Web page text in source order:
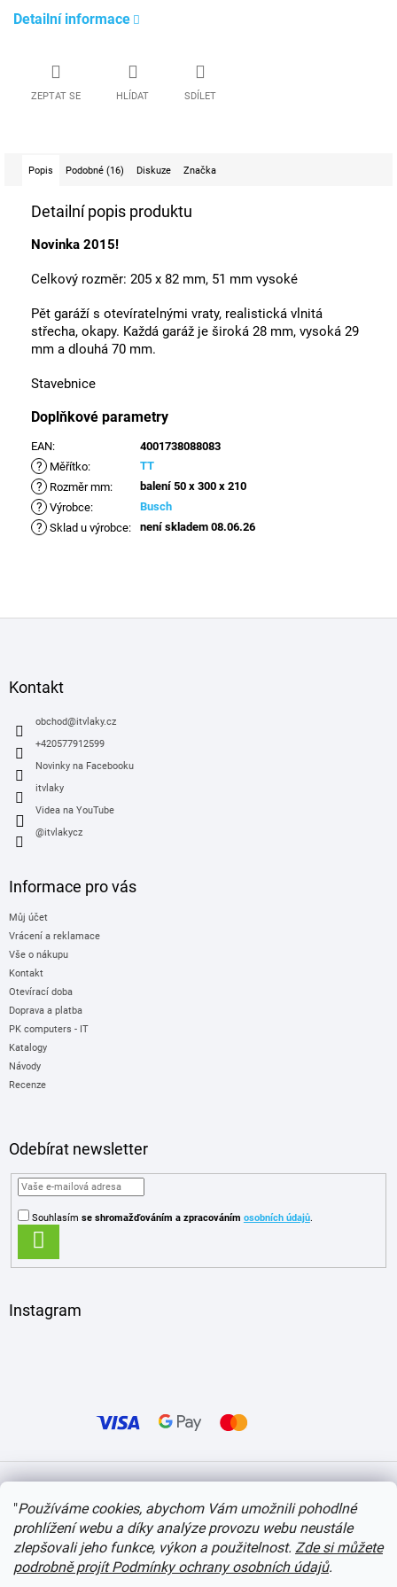
"Používáme cookies, abychom Vám umožnili pohodlné
prohlížení webu a díky analýze provozu webu neustále
zlepšovali jeho funkce, výkon a použitelnost. Zde si můžete
podrobně projít Podmínky ochrany osobních údajů.
Detailní informace
ZEPTAT SE HLÍDAT SDÍLET
Popis Podobné (16) Diskuze Značka
Detailní popis produktu
Novinka 2015!
Celkový rozměr: 205 x 82 mm, 51 mm vysoké
Pět garáží s otevíratelnými vraty, realistická vlnitá
střecha, okapy. Každá garáž je široká 28 mm, vysoká 29
mm a dlouhá 70 mm.
Stavebnice
Doplňkové parametry
EAN: 4001738088083
? Měřítko: TT
? Rozměr mm: balení 50 x 300 x 210
? Výrobce: Busch
? Sklad u výrobce: není skladem 08.06.26
Kontakt
obchod@itvlaky.cz
+420577912599
Novinky na Facebooku
itvlaky
Videa na YouTube
@itvlakycz
Informace pro vás
Můj účet
Vrácení a reklamace
Vše o nákupu
Kontakt
Otevírací doba
Doprava a platba
PK computers - IT
Katalogy
Návody
Recenze
Odebírat newsletter
Souhlasím se shromažďováním a zpracováním osobních údajů.
SE
Instagram
Copyright 2026 itvlaky.cz . Všechna práva vyhrazena. Upravit nastavení cookies